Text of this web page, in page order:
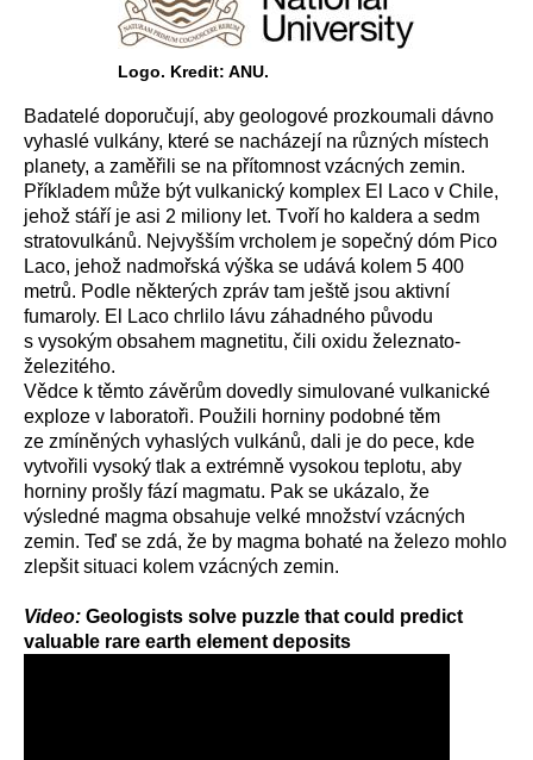
Logo. Kredit: ANU.
Badatelé doporučují, aby geologové prozkoumali dávno
vyhaslé vulkány, které se nacházejí na různých místech
planety, a zaměřili se na přítomnost vzácných zemin.
Příkladem může být vulkanický komplex El Laco v Chile,
jehož stáří je asi 2 miliony let. Tvoří ho kaldera a sedm
stratovulkánů. Nejvyšším vrcholem je sopečný dóm Pico
Laco, jehož nadmořská výška se udává kolem 5 400
metrů. Podle některých zpráv tam ještě jsou aktivní
fumaroly. El Laco chrlilo lávu záhadného původu
s vysokým obsahem magnetitu, čili oxidu železnato-
železitého.
Vědce k těmto závěrům dovedly simulované vulkanické
exploze v laboratoři. Použili horniny podobné těm
ze zmíněných vyhaslých vulkánů, dali je do pece, kde
vytvořili vysoký tlak a extrémně vysokou teplotu, aby
horniny prošly fází magmatu. Pak se ukázalo, že
výsledné magma obsahuje velké množství vzácných
zemin. Teď se zdá, že by magma bohaté na železo mohlo
zlepšit situaci kolem vzácných zemin.
Video: Geologists solve puzzle that could predict
valuable rare earth element deposits